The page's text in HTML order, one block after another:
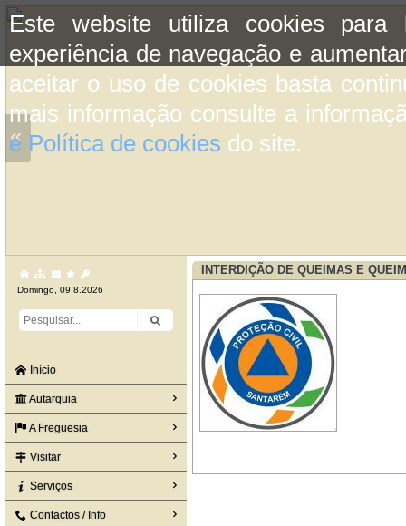
Este website utiliza cookies para
experiência de navegação e
aceitar o uso de cookies basta
mais informação consulte a
e Política de cookies do site.
«
Domingo, 09.8.2026
Início
Autarquia
A Freguesia
Visitar
Serviços
Contactos / Info
INTERDIÇÃO DE QUEIMAS E